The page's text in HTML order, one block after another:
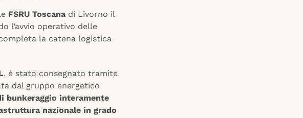
FSRU Toscana di Livorno il
l’avvio operativo delle
la catena logistica
, è stato consegnato tramite
dal gruppo energetico
bunkeraggio interamente
nazionale in grado